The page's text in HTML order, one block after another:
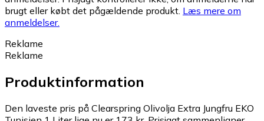
brugt eller købt det pågældende produkt. Læs mere om
anmeldelser.
Reklame
Reklame
Produktinformation
Den laveste pris på Clearspring Olivolja Extra Jungfru EKO